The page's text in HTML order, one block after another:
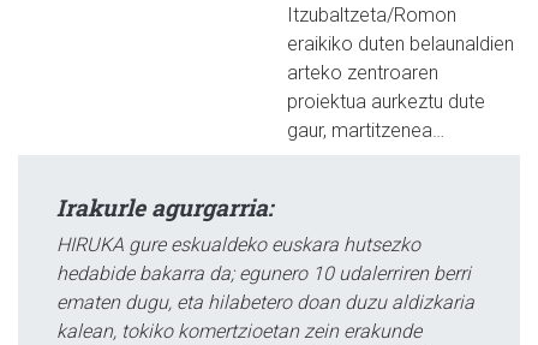
Itzubaltzeta/Romon
eraikiko duten belaunaldien
arteko zentroaren
proiektua aurkeztu dute
gaur, martitzenea…
Irakurle agurgarria:
HIRUKA gure eskualdeko euskara hutsezko
hedabide bakarra da; egunero 10 udalerriren berri
ematen dugu, eta hilabetero doan duzu aldizkaria
kalean, tokiko komertzioetan zein erakunde